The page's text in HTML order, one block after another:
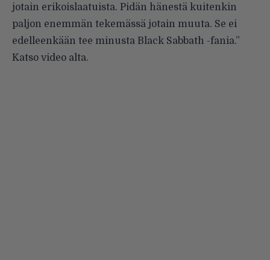
jotain erikoislaatuista. Pidän hänestä kuitenkin
paljon enemmän tekemässä jotain muuta. Se ei
edelleenkään tee minusta Black Sabbath -fania.”
Katso video alta.